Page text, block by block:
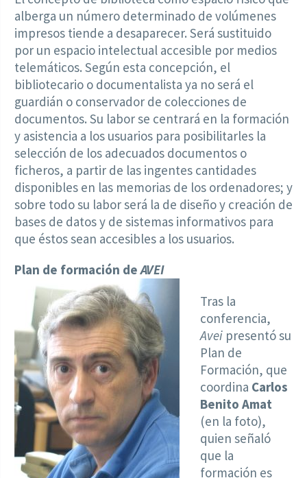
alberga un número determinado de volúmenes
impresos tiende a desaparecer. Será sustituido
por un espacio intelectual accesible por medios
telemáticos. Según esta concepción, el
bibliotecario o documentalista ya no será el
guardián o conservador de colecciones de
documentos. Su labor se centrará en la formación
y asistencia a los usuarios para posibilitarles la
selección de los adecuados documentos o
ficheros, a partir de las ingentes cantidades
disponibles en las memorias de los ordenadores; y
sobre todo su labor será la de diseño y creación de
bases de datos y de sistemas informativos para
que éstos sean accesibles a los usuarios.
Plan de formación deAVEI
Tras la
conferencia,
Avei presentó su
Plan de
Formación, que
coordina Carlos
Benito Amat
(en la foto),
quien señaló
que la
formación es